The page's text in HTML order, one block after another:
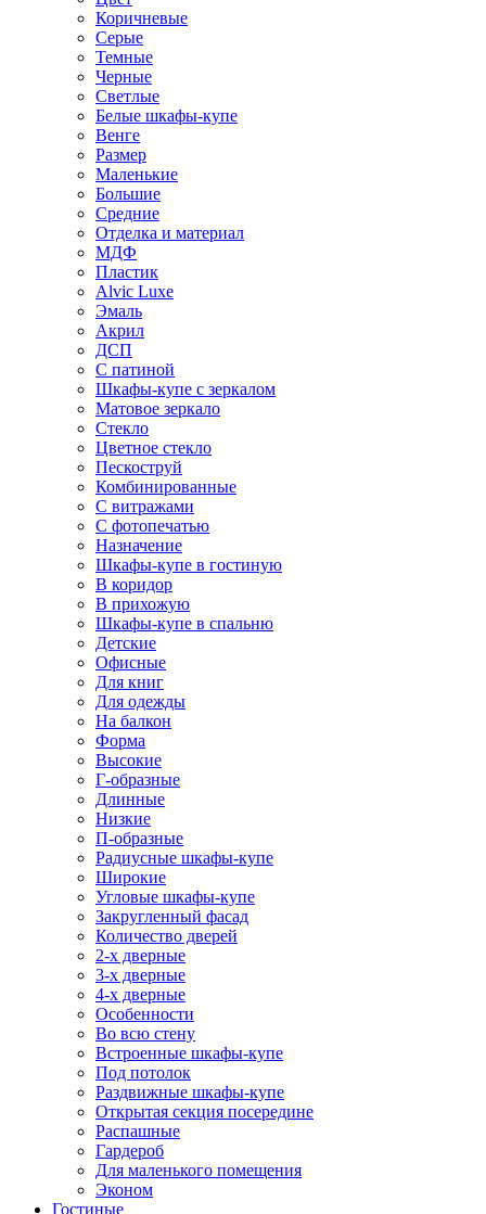
Коричневые
Серые
Темные
Черные
Светлые
Белые шкафы-купе
Венге
Размер
Маленькие
Большие
Средние
Отделка и материал
МДФ
Пластик
Alvic Luxe
Эмаль
Акрил
ДСП
С патиной
Шкафы-купе с зеркалом
Матовое зеркало
Стекло
Цветное стекло
Пескоструй
Комбинированные
С витражами
С фотопечатью
Назначение
Шкафы-купе в гостиную
В коридор
В прихожую
Шкафы-купе в спальню
Детские
Офисные
Для книг
Для одежды
На балкон
Форма
Высокие
Г-образные
Длинные
Низкие
П-образные
Радиусные шкафы-купе
Широкие
Угловые шкафы-купе
Закругленный фасад
Количество дверей
2-х дверные
3-х дверные
4-х дверные
Особенности
Во всю стену
Встроенные шкафы-купе
Под потолок
Раздвижные шкафы-купе
Открытая секция посередине
Распашные
Гардероб
Для маленького помещения
Эконом
Гостиные